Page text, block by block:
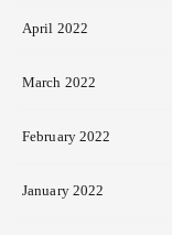
April 2022
March 2022
February 2022
January 2022